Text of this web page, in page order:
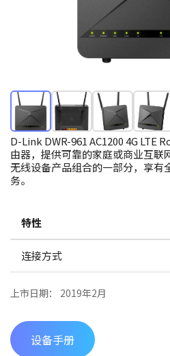
D-Link DWR-961 AC1200 4G LTE
由器，提供可靠的家庭或商业互
无线设备产品组合的一部分，享有
务。
特性
连接方式
上市日期： 2019年2月
设备手册